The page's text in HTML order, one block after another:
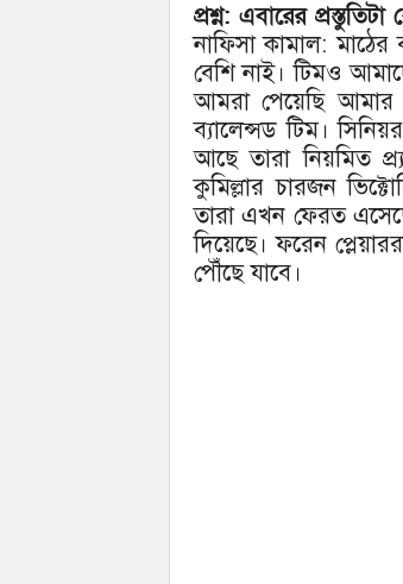
প্রশ্ন: এবারের
নাফিসা কামাল:
বেশি নাই। টিমও
আমরা পেয়েছি আমার
ব্যালেন্সড টিম।
আছে তারা নিয়মিত
কুমিল্লার চারজন
তারা এখন ফেরত
দিয়েছে। ফরেন
পৌঁছে যাবে।